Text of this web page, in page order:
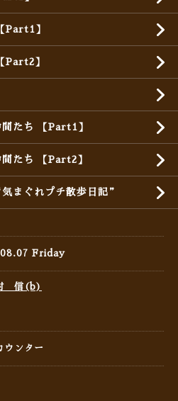
Part1】
Part2】
たち 【Part1】
たち 【Part2】
まぐれプチ散歩日記”
Friday
信(b)
ウンター